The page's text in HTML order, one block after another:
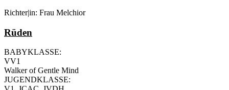
Richter|in: Frau Melchior
Rüden
BABYKLASSE:
VV1
Walker of Gentle Mind
JUGENDKLASSE: